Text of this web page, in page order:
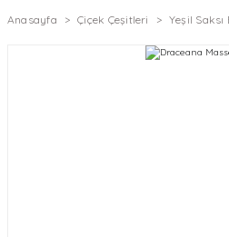
Anasayfa Çiçek Çeşitleri Yeşil